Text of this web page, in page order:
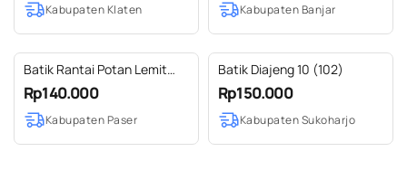
Kabupaten Klaten Kabupaten Banjar
Batik Rantai Potan Lemit
Bulau
Rp140.000
Kabupaten Paser
Batik Diajeng 10 (102)
Rp150.000
Kabupaten Sukoharjo